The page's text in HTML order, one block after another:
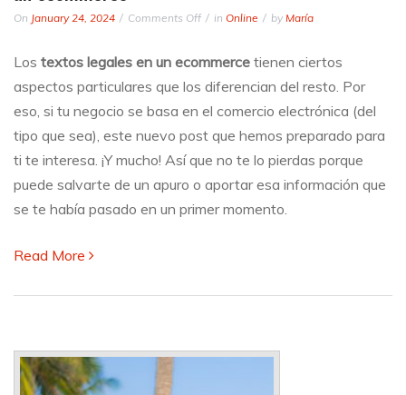
On January 24, 2024 Comments Offon
destacar
sobre
los
legales
en
un
in Online by María
Los textos legales en un ecommerce tienen ciertos
aspectos particulares que los diferencian del resto. Por
eso, si tu negocio se basa en el comercio electrónica (del
tipo que sea), este nuevo post que hemos preparado para
ti te interesa. ¡Y mucho! Así que no te lo pierdas porque
puede salvarte de un apuro o aportar esa información que
se te había pasado en un primer momento.
Read More